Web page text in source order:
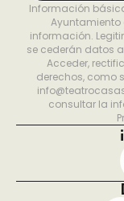
Información
Ayuntamiento
información.
se cederán datos
Acceder,
derechos, como
consultar la